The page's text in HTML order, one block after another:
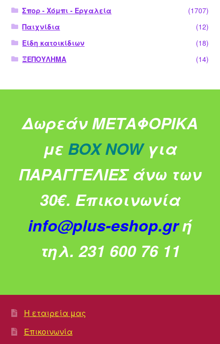
Σπορ - Χόμπι - Εργαλεία
(1707)
Παιχνίδια
(12)
Είδη κατοικίδιων
(18)
ΞΕΠΟΥΛΗΜΑ
(14)
Δωρεάν ΜΕΤΑΦΟΡΙΚΑ
με BOX NOW για
ΠΑΡΑΓΓΕΛΙΕΣ άνω των
30€. Επικοινωνία
info@plus-eshop.grή
τηλ. 231 600 76 11
Η εταιρεία μας
Επικοινωνία